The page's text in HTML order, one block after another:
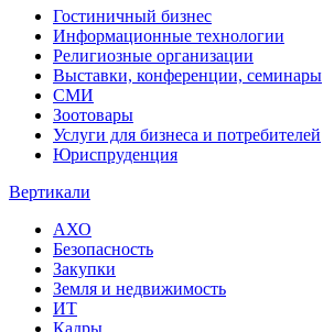
Гостиничный бизнес
Информационные технологии
Религиозные организации
Выставки, конференции, семинары
СМИ
Зоотовары
Услуги для бизнеса и потребителей
Юриспруденция
Вертикали
АХО
Безопасность
Закупки
Земля и недвижимость
ИТ
Кадры